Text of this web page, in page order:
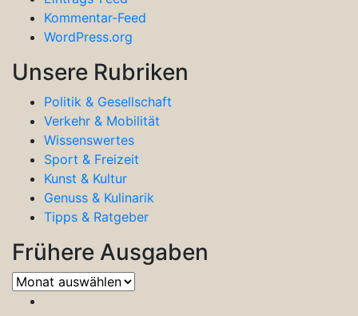
Kommentar-Feed
WordPress.org
Unsere Rubriken
Politik & Gesellschaft
Verkehr & Mobilität
Wissenswertes
Sport & Freizeit
Kunst & Kultur
Genuss & Kulinarik
Tipps & Ratgeber
Frühere Ausgaben
Frühere
Ausgaben